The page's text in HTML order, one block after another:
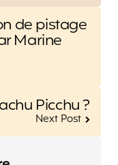
de pistage
Marine
Picchu ?
Next Post